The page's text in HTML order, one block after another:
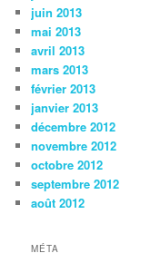
juin 2013
mai 2013
avril 2013
mars 2013
février 2013
janvier 2013
décembre 2012
novembre 2012
octobre 2012
septembre 2012
août 2012
MÉTA